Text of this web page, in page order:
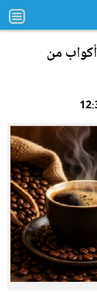
مفاجأة مذهلة.. هذا ما تفعله 5 أكواب من